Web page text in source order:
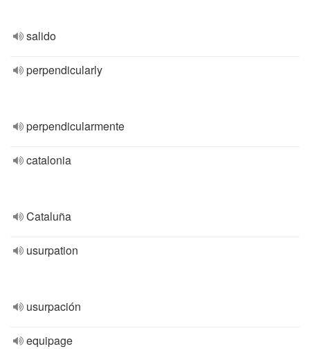
salido
perpendicularly
perpendicularmente
catalonia
Cataluña
usurpation
usurpación
equipage